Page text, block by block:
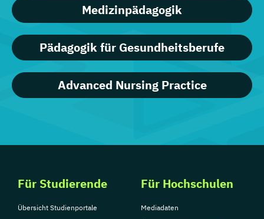
Medizinpädagogik
Pädagogik für Gesundheitsberufe
Advanced Nursing Practice
Für Studierende
Übersicht Studienportale
Für Hochschulen
Mediadaten